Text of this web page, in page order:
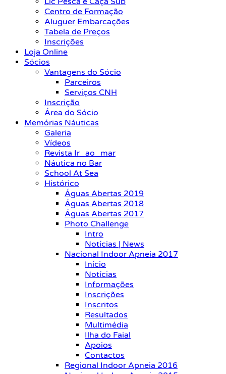
Centro de Formação
Aluguer Embarcações
Tabela de Preços
Inscrições
Loja Online
Sócios
Vantagens do Sócio
Parceiros
Serviços CNH
Inscrição
Área do Sócio
Memórias Náuticas
Galeria
Vídeos
Revista Ir_ao_mar
Náutica no Bar
School At Sea
Histórico
Águas Abertas 2019
Águas Abertas 2018
Águas Abertas 2017
Photo Challenge
Intro
Notícias | News
Nacional Indoor Apneia 2017
Início
Notícias
Informações
Inscrições
Inscritos
Resultados
Multimédia
Ilha do Faial
Apoios
Contactos
Regional Indoor Apneia 2016